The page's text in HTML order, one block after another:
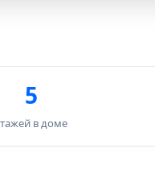
5
в доме